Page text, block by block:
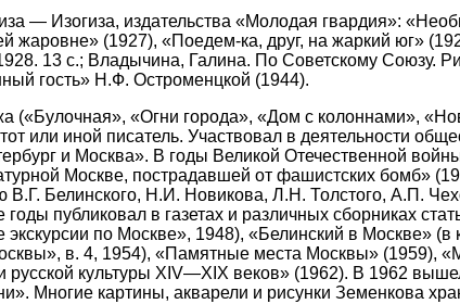
— Изогиза, издательства «Молодая гвардия»:
жаровне» (1927), «Поедем-ка, друг, на жаркий юг»
13 с.; Владычина, Галина. По Советскому Союзу.
гость» Н.Ф. Остроменцкой (1944).
(«Булочная», «Огни города», «Дом с колоннами»,
или иной писатель. Участвовал в деятельности
и Москва». В годы Великой Отечественной
Москве, пострадавшей от фашистских бомб»
В.Г. Белинского, Н.И. Новикова, Л.Н. Толстого, А.П.
публиковал в газетах и различных сборниках
по Москве», 1948), «Белинский в Москве»
в. 4, 1954), «Памятные места Москвы» (1959),
культуры XIV—XIX веков» (1962). В 1962
Многие картины, акварели и рисунки Земенкова